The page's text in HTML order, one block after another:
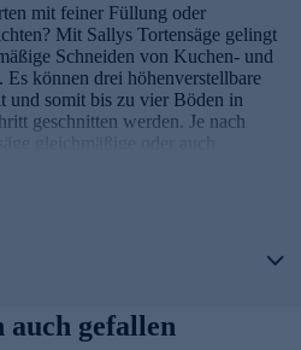
mit feiner Füllung oder
Mit Sallys Tortensäge gelingt
Schneiden von Kuchen- und
können drei höhenverstellbare
und somit bis zu vier Böden in
geschnitten werden. Je nach
gleichmäßige oder auch
denn die Höhe der
auch gefallen